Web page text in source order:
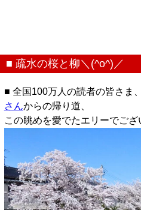
■ 疏水の桜と柳＼(^o^)／
■ 全国100万人の読者の皆さま、
さんからの帰り道、
この眺めを愛でたエリーでござ